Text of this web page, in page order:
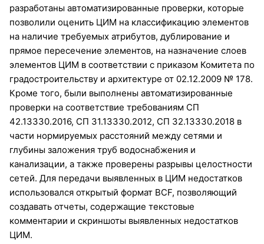
разработаны автоматизированные проверки, которые
позволили оценить ЦИМ на классификацию элементов
на наличие требуемых атрибутов, дублирование и
прямое пересечение элементов, на назначение слоев
элементов ЦИМ в соответствии с приказом Комитета по
градостроительству и архитектуре от 02.12.2009 № 178.
Кроме того, были выполнены автоматизированные
проверки на соответствие требованиям СП
42.13330.2016, СП 31.13330.2012, СП 32.13330.2018 в
части нормируемых расстояний между сетями и
глубины заложения труб водоснабжения и
канализации, а также проверены разрывы целостности
сетей. Для передачи выявленных в ЦИМ недостатков
использовался открытый формат BCF, позволяющий
создавать отчеты, содержащие текстовые
комментарии и скриншоты выявленных недостатков
ЦИМ.